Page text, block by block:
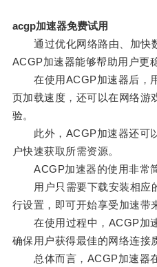
acgp加速器免费试用
通过优化网络路由、加快数
ACGP加速器能够帮助用户更
在使用ACGP加速器后，
页加载速度，还可以在网络游
验。
此外，ACGP加速器还可
户快速获取所需资源。
ACGP加速器的使用非常简
用户只需要下载安装相应
行设置，即可开始享受加速带
在使用过程中，ACGP加速
确保用户获得最佳的网络连接
总体而言，ACGP加速器